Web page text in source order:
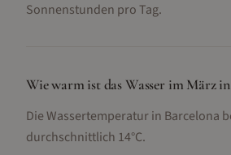
Sonnenstunden pro Tag.
Wie warm ist das Wasser im März
Die Wassertemperatur in Barcelona
durchschnittlich 14°C.